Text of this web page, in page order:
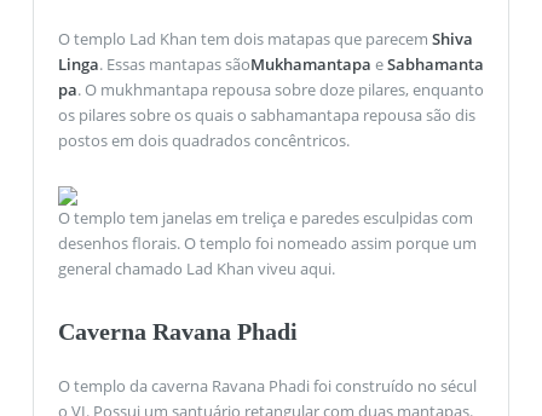
O templo Lad Khan tem dois matapas que parecem Shiva
Linga. Essas mantapas sãoMukhamantapa eSabhamanta
pa. O mukhmantapa repousa sobre doze pilares, enquanto
os pilares sobre os quais o sabhamantapa repousa são dis
postos em dois quadrados concêntricos.
O templo tem janelas em treliça e paredes esculpidas com
desenhos florais. O templo foi nomeado assim porque um
general chamado Lad Khan viveu aqui.
Caverna Ravana Phadi
O templo da caverna Ravana Phadi foi construído no sécul
o VI. Possui um santuário retangular com duas mantapas.